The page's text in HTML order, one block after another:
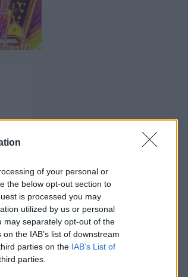
of your personal or
the below opt-out section to
is processed you may
utilized by us or personal
may separately opt-out of the
the IAB’s list of downstream
parties on the IAB’s List of
parties.